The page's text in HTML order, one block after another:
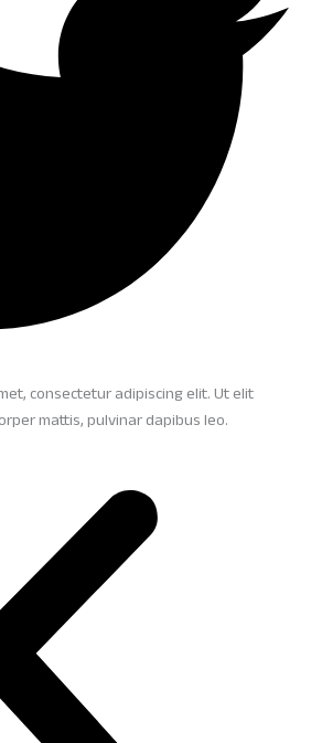
consectetur adipiscing elit. Ut elit
mattis, pulvinar dapibus leo.